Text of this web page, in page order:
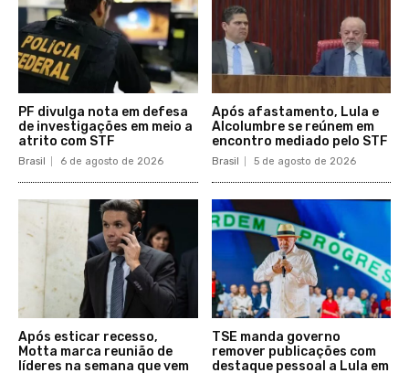
PF divulga nota em defesa
de investigações em meio a
atrito com STF
Brasil 6 de agosto de 2026
Após afastamento, Lula e
Alcolumbre se reúnem em
encontro mediado pelo STF
Brasil 5 de agosto de 2026
Após esticar recesso,
Motta marca reunião de
líderes na semana que vem
TSE manda governo
remover publicações com
destaque pessoal a Lula em